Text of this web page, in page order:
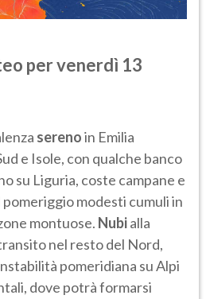
per venerdì 13
serenoin Emilia
e Isole, con qualche banco
su Liguria, coste campane e
modesti cumuli in
montuose. Nubialla
nel resto del Nord,
pomeridiana su Alpi
dove potrà formarsi